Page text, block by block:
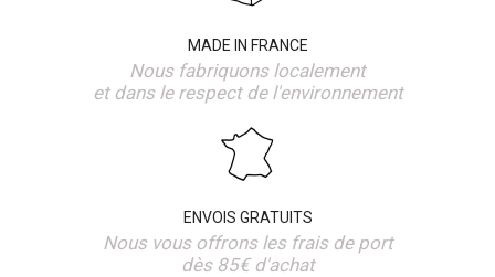
MADE IN FRANCE
Nous fabriquons localement
et dans le respect de l'environnement
ENVOIS GRATUITS
Nous vous offrons les frais de port
dès 85€ d'achat